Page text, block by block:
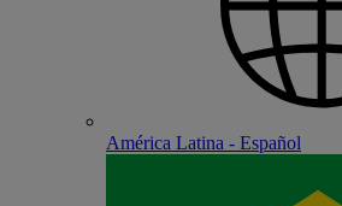
América Latina - Español